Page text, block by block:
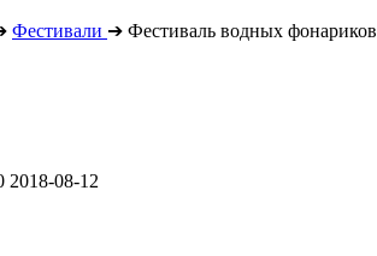
Фестивали ➔ Фестиваль водных фонариков
2018-08-12